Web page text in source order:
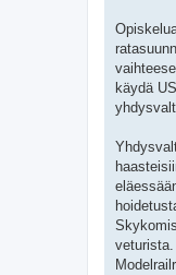
käydä
veturista.